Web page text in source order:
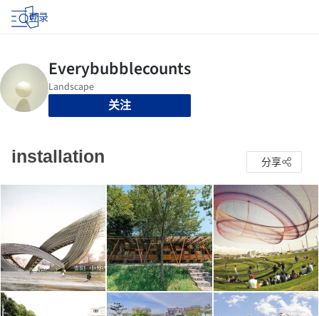
登录
关注
installation 分享